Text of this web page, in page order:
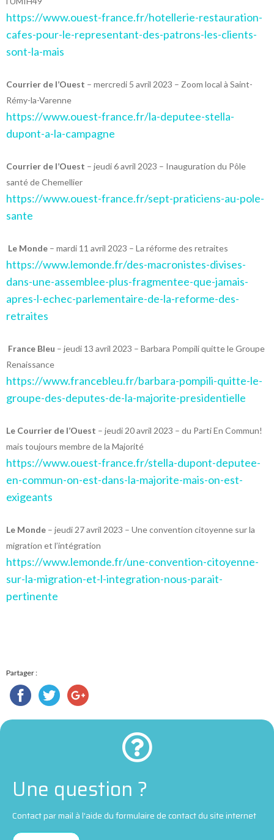
https://www.ouest-france.fr/hotellerie-restauration-
cafes-pour-le-representant-des-patrons-les-clients-
sont-la-mais
Courrier de l’Ouest – mercredi 5 avril 2023 – Zoom local à Saint-
Rémy-la-Varenne
https://www.ouest-france.fr/la-deputee-stella-
dupont-a-la-campagne
Courrier de l’Ouest – jeudi 6 avril 2023 – Inauguration du Pôle
santé de Chemellier
https://www.ouest-france.fr/sept-praticiens-au-pole-
sante
Le Monde – mardi 11 avril 2023 – La réforme des retraites
https://www.lemonde.fr/des-macronistes-divises-
dans-une-assemblee-plus-fragmentee-que-jamais-
apres-l-echec-parlementaire-de-la-reforme-des-
retraites
France Bleu – jeudi 13 avril 2023 – Barbara Pompili quitte le Groupe
Renaissance
https://www.francebleu.fr/barbara-pompili-quitte-le-
groupe-des-deputes-de-la-majorite-presidentielle
Le Courrier de l’Ouest – jeudi 20 avril 2023 – du Parti En Commun!
mais toujours membre de la Majorité
https://www.ouest-france.fr/stella-dupont-deputee-
en-commun-on-est-dans-la-majorite-mais-on-est-
exigeants
Le Monde – jeudi 27 avril 2023 – Une convention citoyenne sur la
migration et l’intégration
https://www.lemonde.fr/une-convention-citoyenne-
sur-la-migration-et-l-integration-nous-parait-
pertinente
Partager :
Une question ?
Contact par mail à l'aide du formulaire de contact du site internet